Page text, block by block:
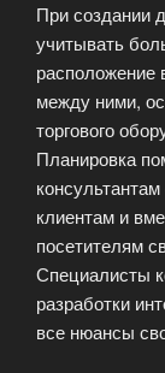
При создании
учитывать
расположение
между ними,
торгового
Планировка
клиентам и
посетителям
Специалисты
разработки
все нюансы